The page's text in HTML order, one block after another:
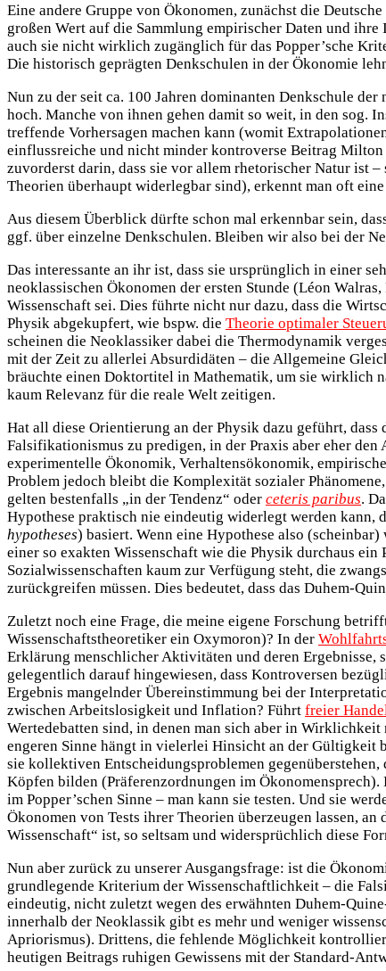
Eine andere Gruppe von Ökonomen, zunächst die
großen Wert auf die Sammlung empirischer Daten und
auch sie nicht wirklich zugänglich für das Popper’sche
Die historisch geprägten Denkschulen in der Ökonomie
Nun zu der seit ca. 100 Jahren dominanten Denkschule
hoch. Manche von ihnen gehen damit so weit, in den sog.
treffende Vorhersagen machen kann (womit
einflussreiche und nicht minder kontroverse Beitrag Milton
zuvorderst darin, dass sie vor allem rhetorischer Natur ist
Theorien überhaupt widerlegbar sind), erkennt man oft
Aus diesem Überblick dürfte schon mal erkennbar sein,
ggf. über einzelne Denkschulen. Bleiben wir also bei der
Das interessante an ihr ist, dass sie ursprünglich in einer
neoklassischen Ökonomen der ersten Stunde (Léon
Wissenschaft sei. Dies führte nicht nur dazu, dass die
Physik abgekupfert, wie bspw. die Theorie optimaler
scheinen die Neoklassiker dabei die Thermodynamik
mit der Zeit zu allerlei Absurdidäten – die Allgemeine
bräuchte einen Doktortitel in Mathematik, um sie wirklich
kaum Relevanz für die reale Welt zeitigen.
Hat all diese Orientierung an der Physik dazu geführt,
Falsifikationismus zu predigen, in der Praxis aber eher
experimentelle Ökonomik, Verhaltensökonomik,
Problem jedoch bleibt die Komplexität sozialer
gelten bestenfalls „in der Tendenz“ oder ceteris paribus.
Hypothese praktisch nie eindeutig widerlegt werden kann,
hypotheses) basiert. Wenn eine Hypothese also
einer so exakten Wissenschaft wie die Physik durchaus
Sozialwissenschaften kaum zur Verfügung steht, die
zurückgreifen müssen. Dies bedeutet, dass das Duhem-
Zuletzt noch eine Frage, die meine eigene Forschung
Wissenschaftstheoretiker ein Oxymoron)? In der
Erklärung menschlicher Aktivitäten und deren
gelegentlich darauf hingewiesen, dass Kontroversen
Ergebnis mangelnder Übereinstimmung bei der
zwischen Arbeitslosigkeit und Inflation? Führt freier Handel
Wertedebatten sind, in denen man sich aber in
engeren Sinne hängt in vielerlei Hinsicht an der Gültigkeit
sie kollektiven Entscheidungsproblemen
Köpfen bilden (Präferenzordnungen im
im Popper’schen Sinne – man kann sie testen. Und sie
Ökonomen von Tests ihrer Theorien überzeugen lassen,
Wissenschaft“ ist, so seltsam und widersprüchlich diese
Nun aber zurück zu unserer Ausgangsfrage: ist die
grundlegende Kriterium der Wissenschaftlichkeit – die
eindeutig, nicht zuletzt wegen des erwähnten Duhem-
innerhalb der Neoklassik gibt es mehr und weniger
Apriorismus). Drittens, die fehlende Möglichkeit
heutigen Beitrags ruhigen Gewissens mit der Standard-